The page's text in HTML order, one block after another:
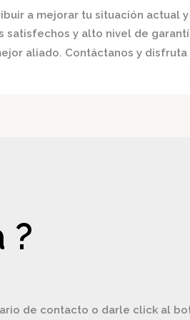
a mejorar tu situación actual
y alto nivel de
aliado. Contáctanos y
?
de contacto o darle click al